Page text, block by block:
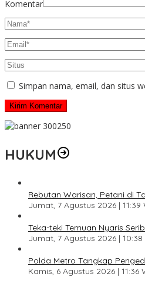
Komentar
Simpan nama, email, dan situs
HUKUM
Rebutan Warisan, Petani di
Jumat, 7 Agustus 2026 | 11:39
Teka-teki Temuan Nyaris
Jumat, 7 Agustus 2026 | 10:38
Polda Metro Tangkap
Kamis, 6 Agustus 2026 | 11:36